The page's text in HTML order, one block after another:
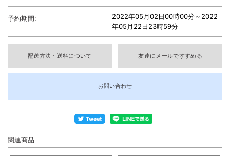
予約期間: 2022年05月02日00時00分～2022
年05月22日23時59分
配送方法・送料について 友達にメールですすめる
お問い合わせ
関連商品